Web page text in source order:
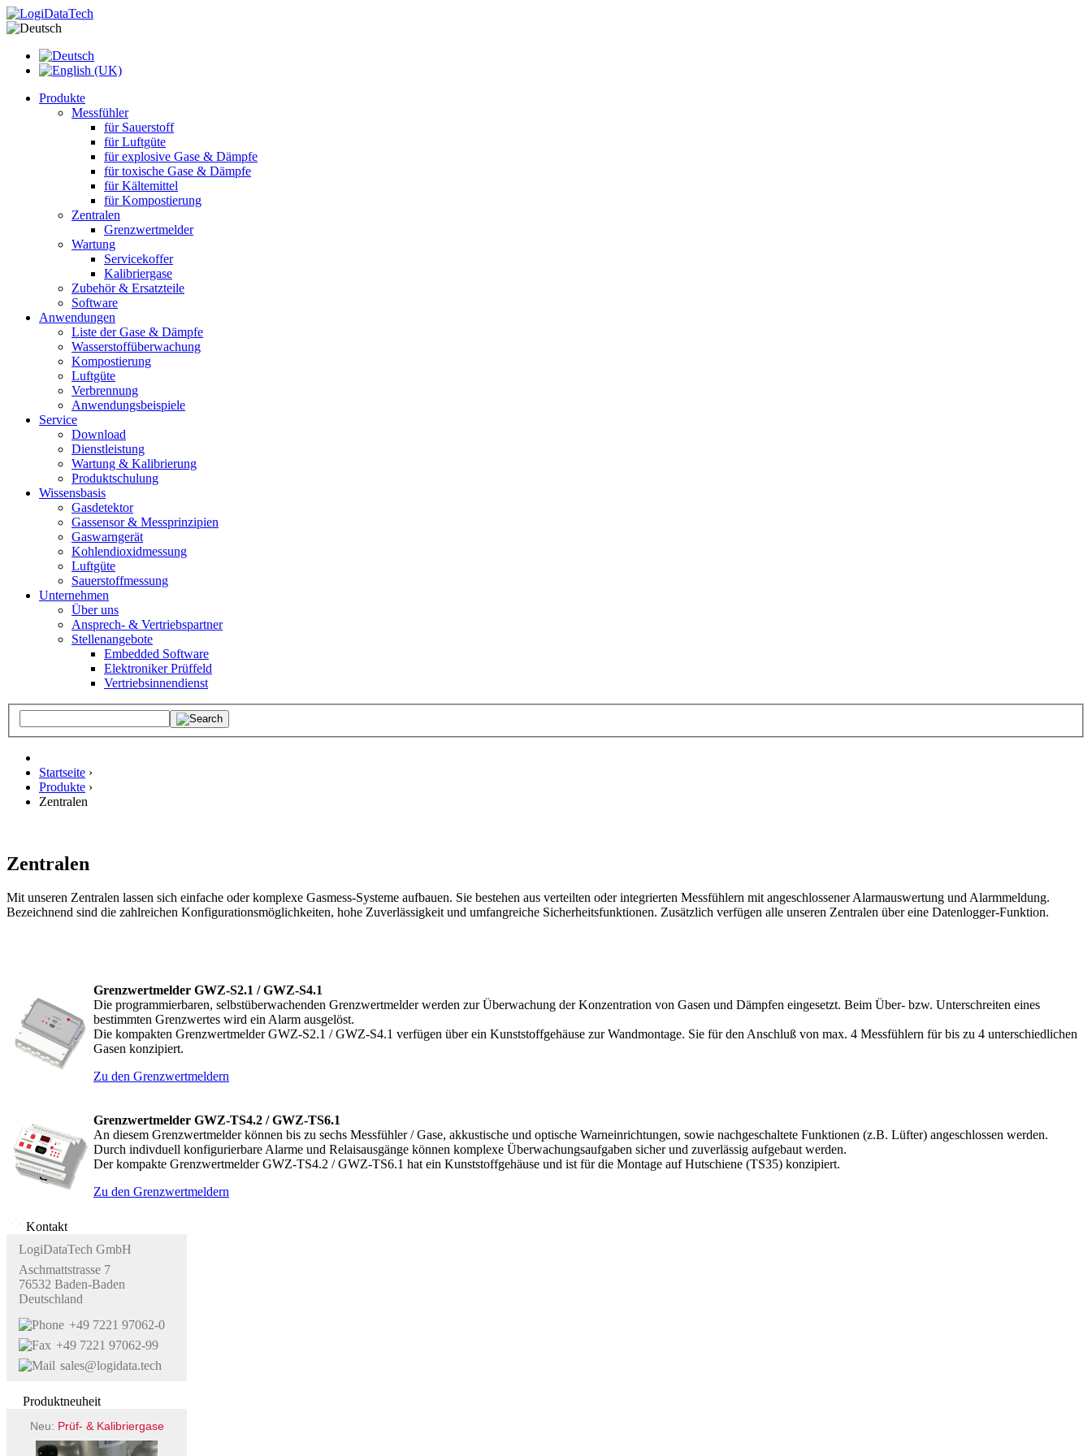
Produkte
Messfühler
für Sauerstoff
für Luftgüte
für explosive Gase & Dämpfe
für toxische Gase & Dämpfe
für Kältemittel
für Kompostierung
Zentralen
Grenzwertmelder
Wartung
Servicekoffer
Kalibriergase
Zubehör & Ersatzteile
Software
Anwendungen
Liste der Gase & Dämpfe
Wasserstoffüberwachung
Kompostierung
Luftgüte
Verbrennung
Anwendungsbeispiele
Service
Download
Dienstleistung
Wartung & Kalibrierung
Produktschulung
Wissensbasis
Gasdetektor
Gassensor & Messprinzipien
Gaswarngerät
Kohlendioxidmessung
Luftgüte
Sauerstoffmessung
Unternehmen
Über uns
Ansprech- & Vertriebspartner
Stellenangebote
Embedded Software
Elektroniker Prüffeld
Vertriebsinnendienst
Startseite ›
Produkte ›
Zentralen
Zentralen
Mit unseren Zentralen lassen sich einfache oder komplexe Gasmess-Systeme aufbauen. Sie bestehen aus verteilten oder integrierten Messfühlern mit angeschlossener Alarmauswertung und Alarmmeldung.
Bezeichnend sind die zahlreichen Konfigurationsmöglichkeiten, hohe Zuverlässigkeit und umfangreiche Sicherheitsfunktionen. Zusätzlich verfügen alle unseren Zentralen über eine Datenlogger-Funktion.
Grenzwertmelder GWZ-S2.1 / GWZ-S4.1
Die programmierbaren, selbstüberwachenden Grenzwertmelder werden zur Überwachung der Konzentration von Gasen und Dämpfen eingesetzt. Beim Über- bzw. Unterschreiten eines
bestimmten Grenzwertes wird ein Alarm ausgelöst.
Die kompakten Grenzwertmelder GWZ-S2.1 / GWZ-S4.1 verfügen über ein Kunststoffgehäuse zur Wandmontage. Sie für den Anschluß von max. 4 Messfühlern für bis zu 4 unterschiedlichen
Gasen konzipiert.
Zu den Grenzwertmeldern
Grenzwertmelder GWZ-TS4.2 / GWZ-TS6.1
An diesem Grenzwertmelder können bis zu sechs Messfühler / Gase, akkustische und optische Warneinrichtungen, sowie nachgeschaltete Funktionen (z.B. Lüfter) angeschlossen werden.
Durch indivduell konfigurierbare Alarme und Relaisausgänge können komplexe Überwachungsaufgaben sicher und zuverlässig aufgebaut werden.
Der kompakte Grenzwertmelder GWZ-TS4.2 / GWZ-TS6.1 hat ein Kunststoffgehäuse und ist für die Montage auf Hutschiene (TS35) konzipiert.
Zu den Grenzwertmeldern
Kontakt
LogiDataTech GmbH
Aschmattstrasse 7
76532 Baden-Baden
Deutschland
+49 7221 97062-0
+49 7221 97062-99
sales@logidata.tech
Produktneuheit
Neu: Prüf- & Kalibriergase